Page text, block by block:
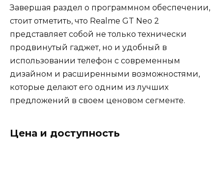
Завершая раздел о программном обеспечении,
стоит отметить, что Realme GT Neo 2
представляет собой не только технически
продвинутый гаджет, но и удобный в
использовании телефон с современным
дизайном и расширенными возможностями,
которые делают его одним из лучших
предложений в своем ценовом сегменте.
Цена и доступность